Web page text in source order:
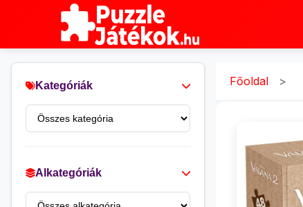
Kategóriák
Alkategóriák
Főoldal >